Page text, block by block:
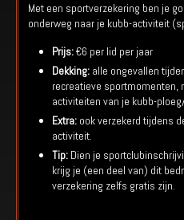
Met een sportverzekering ben je
onderweg naar je kubb-activiteit
Prijs:€6 per lid per jaar
Dekking: alle ongevallen
recreatieve sportmomenten,
activiteiten van je kubb-
Extra: ook verzekerd tijdens
activiteit.
Tip: Dien je
krijg je (een deel van) dit
verzekering zelfs gratis zijn.